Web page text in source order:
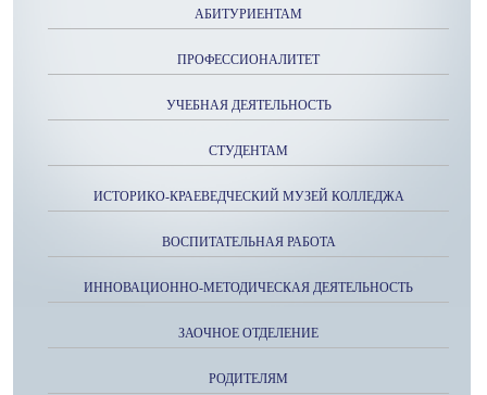
АБИТУРИЕНТАМ
ПРОФЕССИОНАЛИТЕТ
УЧЕБНАЯ ДЕЯТЕЛЬНОСТЬ
СТУДЕНТАМ
ИСТОРИКО-КРАЕВЕДЧЕСКИЙ МУЗЕЙ КОЛЛЕДЖА
ВОСПИТАТЕЛЬНАЯ РАБОТА
ИННОВАЦИОННО-МЕТОДИЧЕСКАЯ ДЕЯТЕЛЬНОСТЬ
ЗАОЧНОЕ ОТДЕЛЕНИЕ
РОДИТЕЛЯМ